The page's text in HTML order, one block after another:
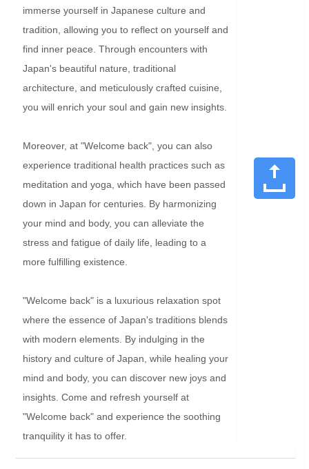
immerse yourself in Japanese culture and
tradition, allowing you to reflect on yourself and
find inner peace. Through encounters with
Japan's beautiful nature, traditional
architecture, and meticulously crafted cuisine,
you will enrich your soul and gain new insights.
Moreover, at "Welcome back", you can also
experience traditional health practices such as
meditation and yoga, which have been passed
down in Japan for centuries. By harmonizing
your mind and body, you can alleviate the
stress and fatigue of daily life, leading to a
more fulfilling existence.
"Welcome back" is a luxurious relaxation spot
where the essence of Japan's traditions blends
with modern elements. By indulging in the
history and culture of Japan, while healing your
mind and body, you can discover new joys and
insights. Come and refresh yourself at
"Welcome back" and experience the soothing
tranquility it has to offer.